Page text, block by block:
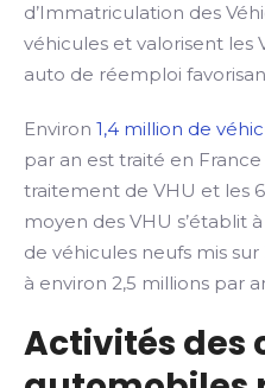
d’Immatriculation des
véhicules et valorisent les
auto de réemploi
Environ 1,4 million de
par an est traité en
traitement de VHU et les
moyen des VHU s’établit
de véhicules neufs mis
à environ 2,5 millions par
Activités des